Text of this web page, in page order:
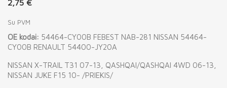
2,75 €
Su PVM
OE kodai: 54464-CY00B FEBEST NAB-281 NISSAN 54464-
CY00B RENAULT 54400-JY20A
NISSAN X-TRAIL T31 07-13, QASHQAI/QASHQAI 4WD 06-13,
NISSAN JUKE F15 10- /PRIEKIS/